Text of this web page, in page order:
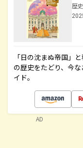
歴
「日の沈まぬ帝国」
の歴史をたどり、今
イド。
AD